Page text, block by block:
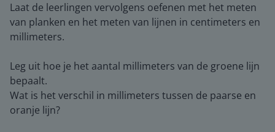
Laat de leerlingen vervolgens oefenen met het meten
van planken en het meten van lijnen in centimeters en
millimeters.
Leg uit hoe je het aantal millimeters van de groene lijn
bepaalt.
Wat is het verschil in millimeters tussen de paarse en
oranje lijn?